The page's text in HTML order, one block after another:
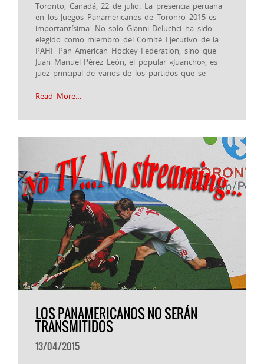
Toronto, Canadá, 22 de julio. La presencia peruana
en los Juegos Panamericanos de Toronro 2015 es
importantísima. No solo Gianni Deluchci ha sido
elegido como miembro del Comité Ejecutivo de la
PAHF Pan American Hockey Federation, sino que
Juan Manuel Pérez León, el popular «Juancho», es
juez principal de varios de los partidos que se
Read More…
LOS PANAMERICANOS NO SERÁN
TRANSMITIDOS
13/04/2015